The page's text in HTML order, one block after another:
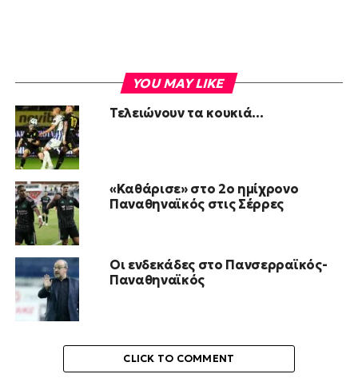
YOU MAY LIKE
Τελειώνουν τα κουκιά…
«Καθάρισε» στο 2ο ημίχρονο
Παναθηναϊκός στις Σέρρες
Οι ενδεκάδες στο Πανσερραϊκός-
Παναθηναϊκός
CLICK TO COMMENT